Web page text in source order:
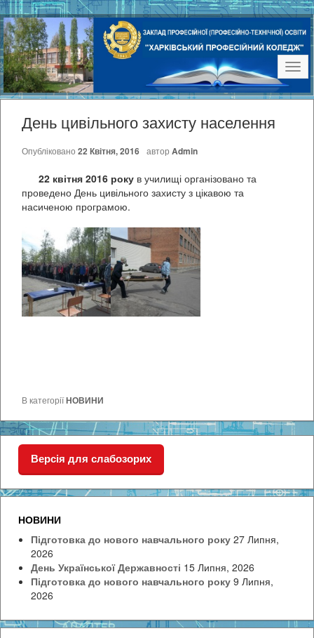
День цивільного захисту населення
Опубліковано 22 Квітня, 2016 автор Admin
22 квітня 2016 року в училищі організовано та
проведено День цивільного захисту з цікавою та
насиченою програмою.
В категоріїНОВИНИ
Версія для слабозорих
НОВИНИ
Підготовка до нового навчального року 27 Липня,
2026
День Української Державності 15 Липня, 2026
Підготовка до нового навчального року 9 Липня,
2026